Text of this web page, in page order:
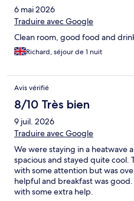
6 mai 2026
Traduire avec Google
Clean room, good food and
Richard, séjour de 1 nuit
Avis vérifié
8/10 Très bien
9 juil. 2026
Traduire avec Google
We were staying in a heatwave
spacious and stayed quite
with some attention but was
helpful and breakfast was
with some extra help.